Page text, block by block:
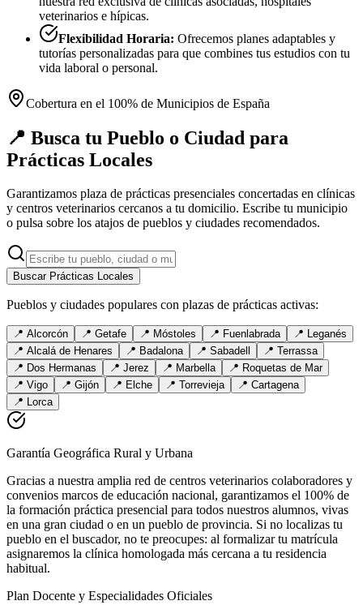
veterinarios e hípicas.
Flexibilidad Horaria: Ofrecemos planes adaptables y
tutorías personalizadas para que combines tus estudios con tu
vida laboral o personal.
Cobertura en el 100% de Municipios de España
📍 Busca tu Pueblo o Ciudad para
Prácticas Locales
Garantizamos plaza de prácticas presenciales concertadas en clínicas
y centros veterinarios cercanos a tu domicilio. Escribe tu municipio
o pulsa sobre los atajos de pueblos y ciudades recomendados.
Buscar Prácticas Locales
Pueblos y ciudades populares con plazas de prácticas activas:
📍 Alcorcón 📍 Getafe 📍 Móstoles 📍 Fuenlabrada 📍 Leganés
📍 Alcalá de Henares 📍 Badalona 📍 Sabadell 📍 Terrassa
📍 Dos Hermanas 📍 Jerez 📍 Marbella 📍 Roquetas de Mar
📍 Vigo 📍 Gijón 📍 Elche 📍 Torrevieja 📍 Cartagena
📍 Lorca
Garantía Geográfica Rural y Urbana
Gracias a nuestra amplia red de centros veterinarios colaboradores y
convenios marcos de educación nacional, garantizamos el 100% de
la formación práctica presencial para todos nuestros alumnos, vivas
en una gran ciudad o en un pueblo de provincia. Si no localizas tu
pueblo en el buscador, no te preocupes: al formalizar tu matrícula
asignaremos la clínica homologada más cercana a tu residencia
habitual.
Plan Docente y Especialidades Oficiales